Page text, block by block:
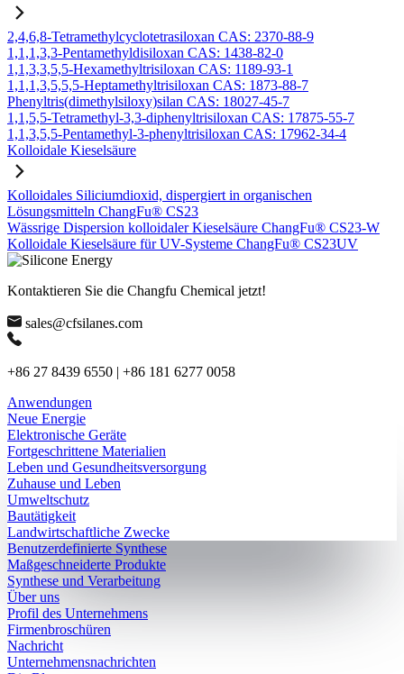
2,4,6,8-Tetramethylcyclotetrasiloxan CAS: 2370-88-9
1,1,1,3,3-Pentamethyldisiloxan CAS: 1438-82-0
1,1,3,3,5,5-Hexamethyltrisiloxan CAS: 1189-93-1
1,1,1,3,5,5,5-Heptamethyltrisiloxan CAS: 1873-88-7
Phenyltris(dimethylsiloxy)silan CAS: 18027-45-7
1,1,5,5-Tetramethyl-3,3-diphenyltrisiloxan CAS: 17875-55-7
1,1,3,5,5-Pentamethyl-3-phenyltrisiloxan CAS: 17962-34-4
Kolloidale Kieselsäure
Kolloidales Siliciumdioxid, dispergiert in organischen
Lösungsmitteln ChangFu® CS23
Wässrige Dispersion kolloidaler Kieselsäure ChangFu® CS23-W
Kolloidale Kieselsäure für UV-Systeme ChangFu® CS23UV
Kontaktieren Sie die Changfu Chemical jetzt!
sales@cfsilanes.com
+86 27 8439 6550 | +86 181 6277 0058
Anwendungen
Neue Energie
Elektronische Geräte
Fortgeschrittene Materialien
Leben und Gesundheitsversorgung
Zuhause und Leben
Umweltschutz
Bautätigkeit
Landwirtschaftliche Zwecke
Benutzerdefinierte Synthese
Maßgeschneiderte Produkte
Synthese und Verarbeitung
Über uns
Profil des Unternehmens
Firmenbroschüren
Nachricht
Unternehmensnachrichten